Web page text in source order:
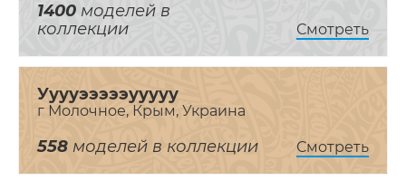
1400 моделей в
коллекции
Смотреть
Ууууэээээууууу
г Молочное, Крым, Украина
558 моделей в коллекции Смотреть